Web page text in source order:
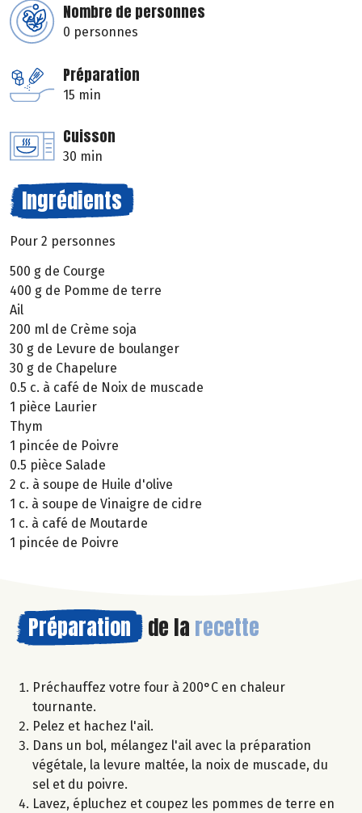
Nombre de personnes
0 personnes
Préparation
15 min
Cuisson
30 min
Ingrédients
Pour 2 personnes
500 g de Courge
400 g de Pomme de terre
Ail
200 ml de Crème soja
30 g de Levure de boulanger
30 g de Chapelure
0.5 c. à café de Noix de muscade
1 pièce Laurier
Thym
1 pincée de Poivre
0.5 pièce Salade
2 c. à soupe de Huile d'olive
1 c. à soupe de Vinaigre de cidre
1 c. à café de Moutarde
1 pincée de Poivre
Préparation de la recette
Préchauffez votre four à 200°C en chaleur
tournante.
Pelez et hachez l'ail.
Dans un bol, mélangez l'ail avec la préparation
végétale, la levure maltée, la noix de muscade, du
sel et du poivre.
Lavez, épluchez et coupez les pommes de terre en